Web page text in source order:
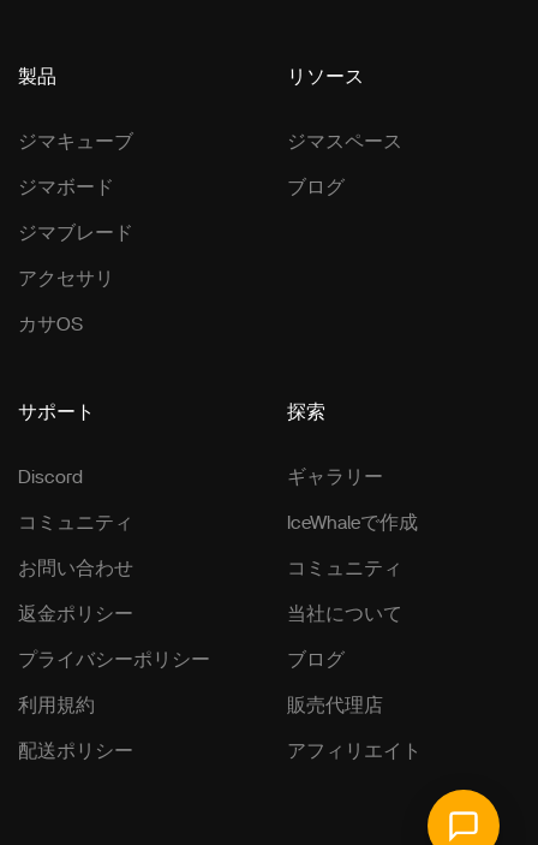
製品
ジマキューブ
ジマボード
ジマブレード
アクセサリ
カサOS
リソース
ジマスペース
ブログ
サポート
Discord
コミュニティ
お問い合わせ
返金ポリシー
プライバシーポリシー
利用規約
配送ポリシー
探索
ギャラリー
IceWhaleで作成
コミュニティ
当社について
ブログ
販売代理店
アフィリエイト